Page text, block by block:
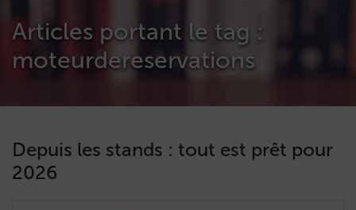
Articles portant le tag :
moteurdereservations
Depuis les stands : tout est prêt pour
2026